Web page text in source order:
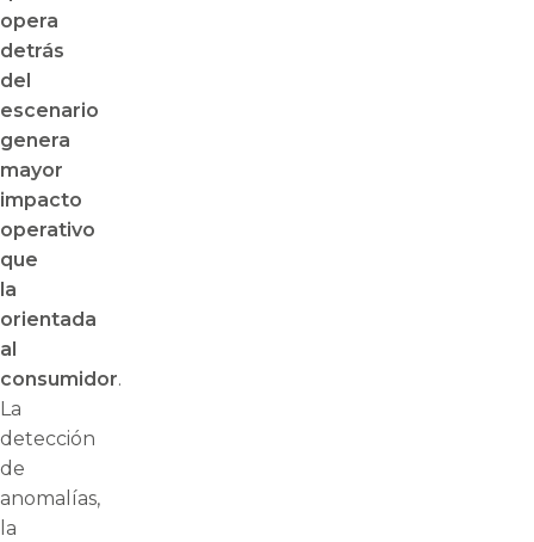
opera
detrás
del
escenario
genera
mayor
impacto
operativo
que
la
orientada
al
consumidor.
La
detección
de
anomalías,
la